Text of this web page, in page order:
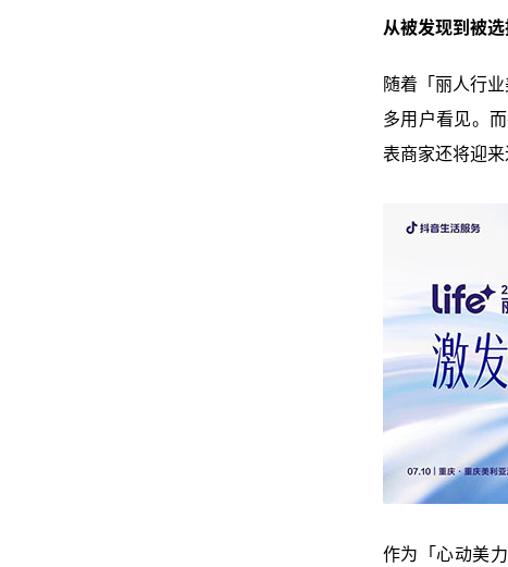
从被发现到被
随着「丽人行
多用户看见。
表商家还将迎来
作为「心动美